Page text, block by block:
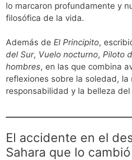
lo marcaron profundamente y
filosófica de la vida.
Además de El Principito,
del Sur, Vuelo nocturno, Piloto
hombres, en las que combina
reflexiones sobre la soledad, la
responsabilidad y la belleza del
El accidente en el
Sahara que lo